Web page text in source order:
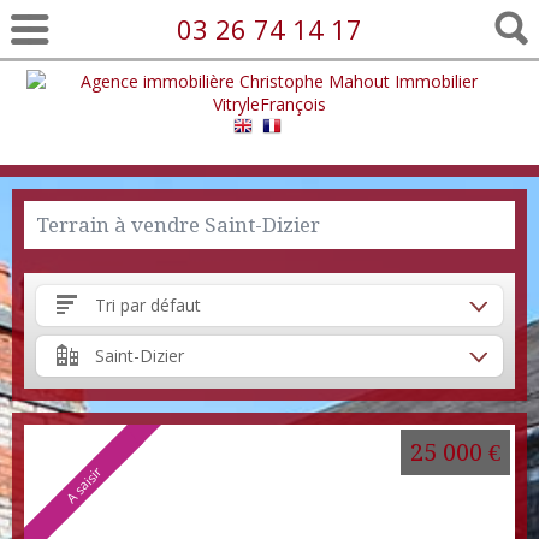
03 26 74 14 17
Terrain à vendre Saint-Dizier
Tri par défaut
Saint-Dizier
A saisir
25 000 €